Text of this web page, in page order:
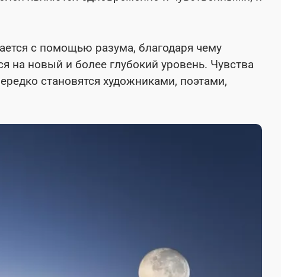
с помощью разума, благодаря чему
на новый и более глубокий уровень. Чувства
становятся художниками, поэтами,